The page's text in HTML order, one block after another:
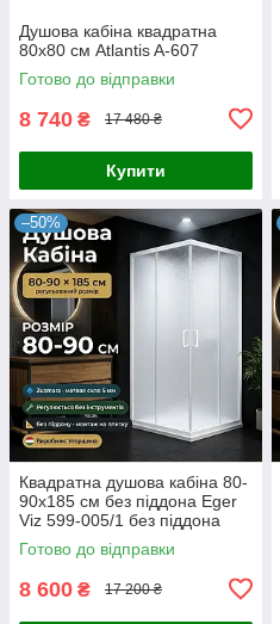
Душова кабіна квадратна
80x80 см Atlantis A-607
Готово до відправки
8 740 ₴ 17 480 ₴
Купити
–50%
Квадратна душова кабіна 80-
90х185 см без піддона Eger
Viz 599-005/1 без піддона
Готово до відправки
8 600 ₴ 17 200 ₴